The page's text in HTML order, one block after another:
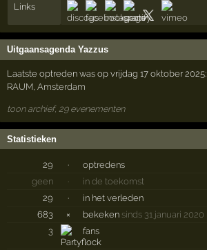
Links
Uitgaansagenda Yazzus
Laatste optreden was op vrijdag 17 oktober 2025:
RAUM ,Amsterdam
toon archief, 29 evenementen
Statistieken
29 ·
optredens
geen
·
in de toekomst
29
·
in het verleden
683
× bekeken sinds 31 januari 2020
3
fans